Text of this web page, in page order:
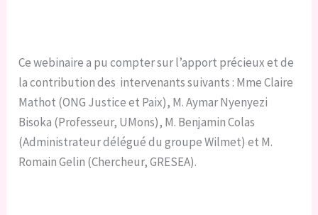
Ce webinaire a pu compter sur l’apport précieux et de
la contribution des intervenants suivants : Mme Claire
Mathot (ONG Justice et Paix), M. Aymar Nyenyezi
Bisoka (Professeur, UMons), M. Benjamin Colas
(Administrateur délégué du groupe Wilmet) et M.
Romain Gelin (Chercheur, GRESEA).